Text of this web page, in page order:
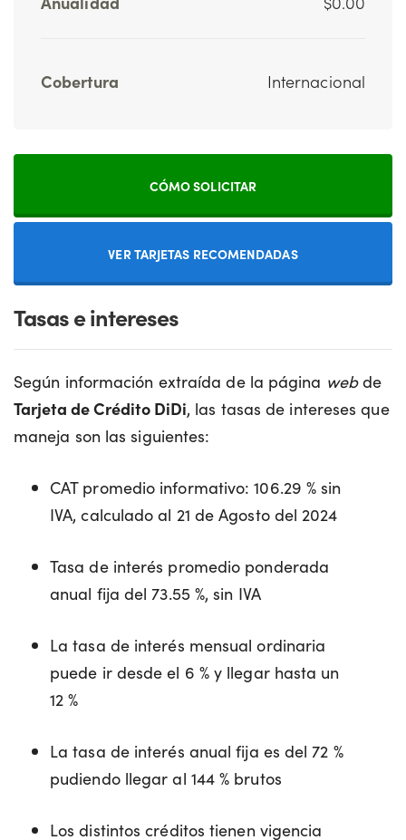
Cobertura Internacional
CÓMO SOLICITAR
VER TARJETAS RECOMENDADAS
Tasas e intereses
Según información extraída de la página webde
Tarjeta de Crédito DiDi, las tasas de intereses que
maneja son las siguientes:
CAT promedio informativo: 106.29 % sin
IVA, calculado al 21 de Agosto del 2024
Tasa de interés promedio ponderada
anual fija del 73.55 %, sin IVA
La tasa de interés mensual ordinaria
puede ir desde el 6 % y llegar hasta un
12 %
La tasa de interés anual fija es del 72 %
pudiendo llegar al 144 % brutos
Los distintos créditos tienen vigencia